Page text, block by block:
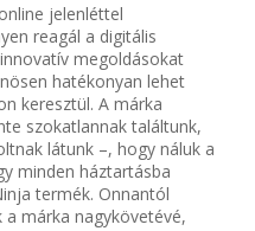
jelenléttel
reagál a digitális
megoldásokat
hatékonyan lehet
keresztül. A márka
szokatlannak találtunk,
látunk –, hogy náluk a
minden háztartásba
termék. Onnantól
márka nagykövetévé,